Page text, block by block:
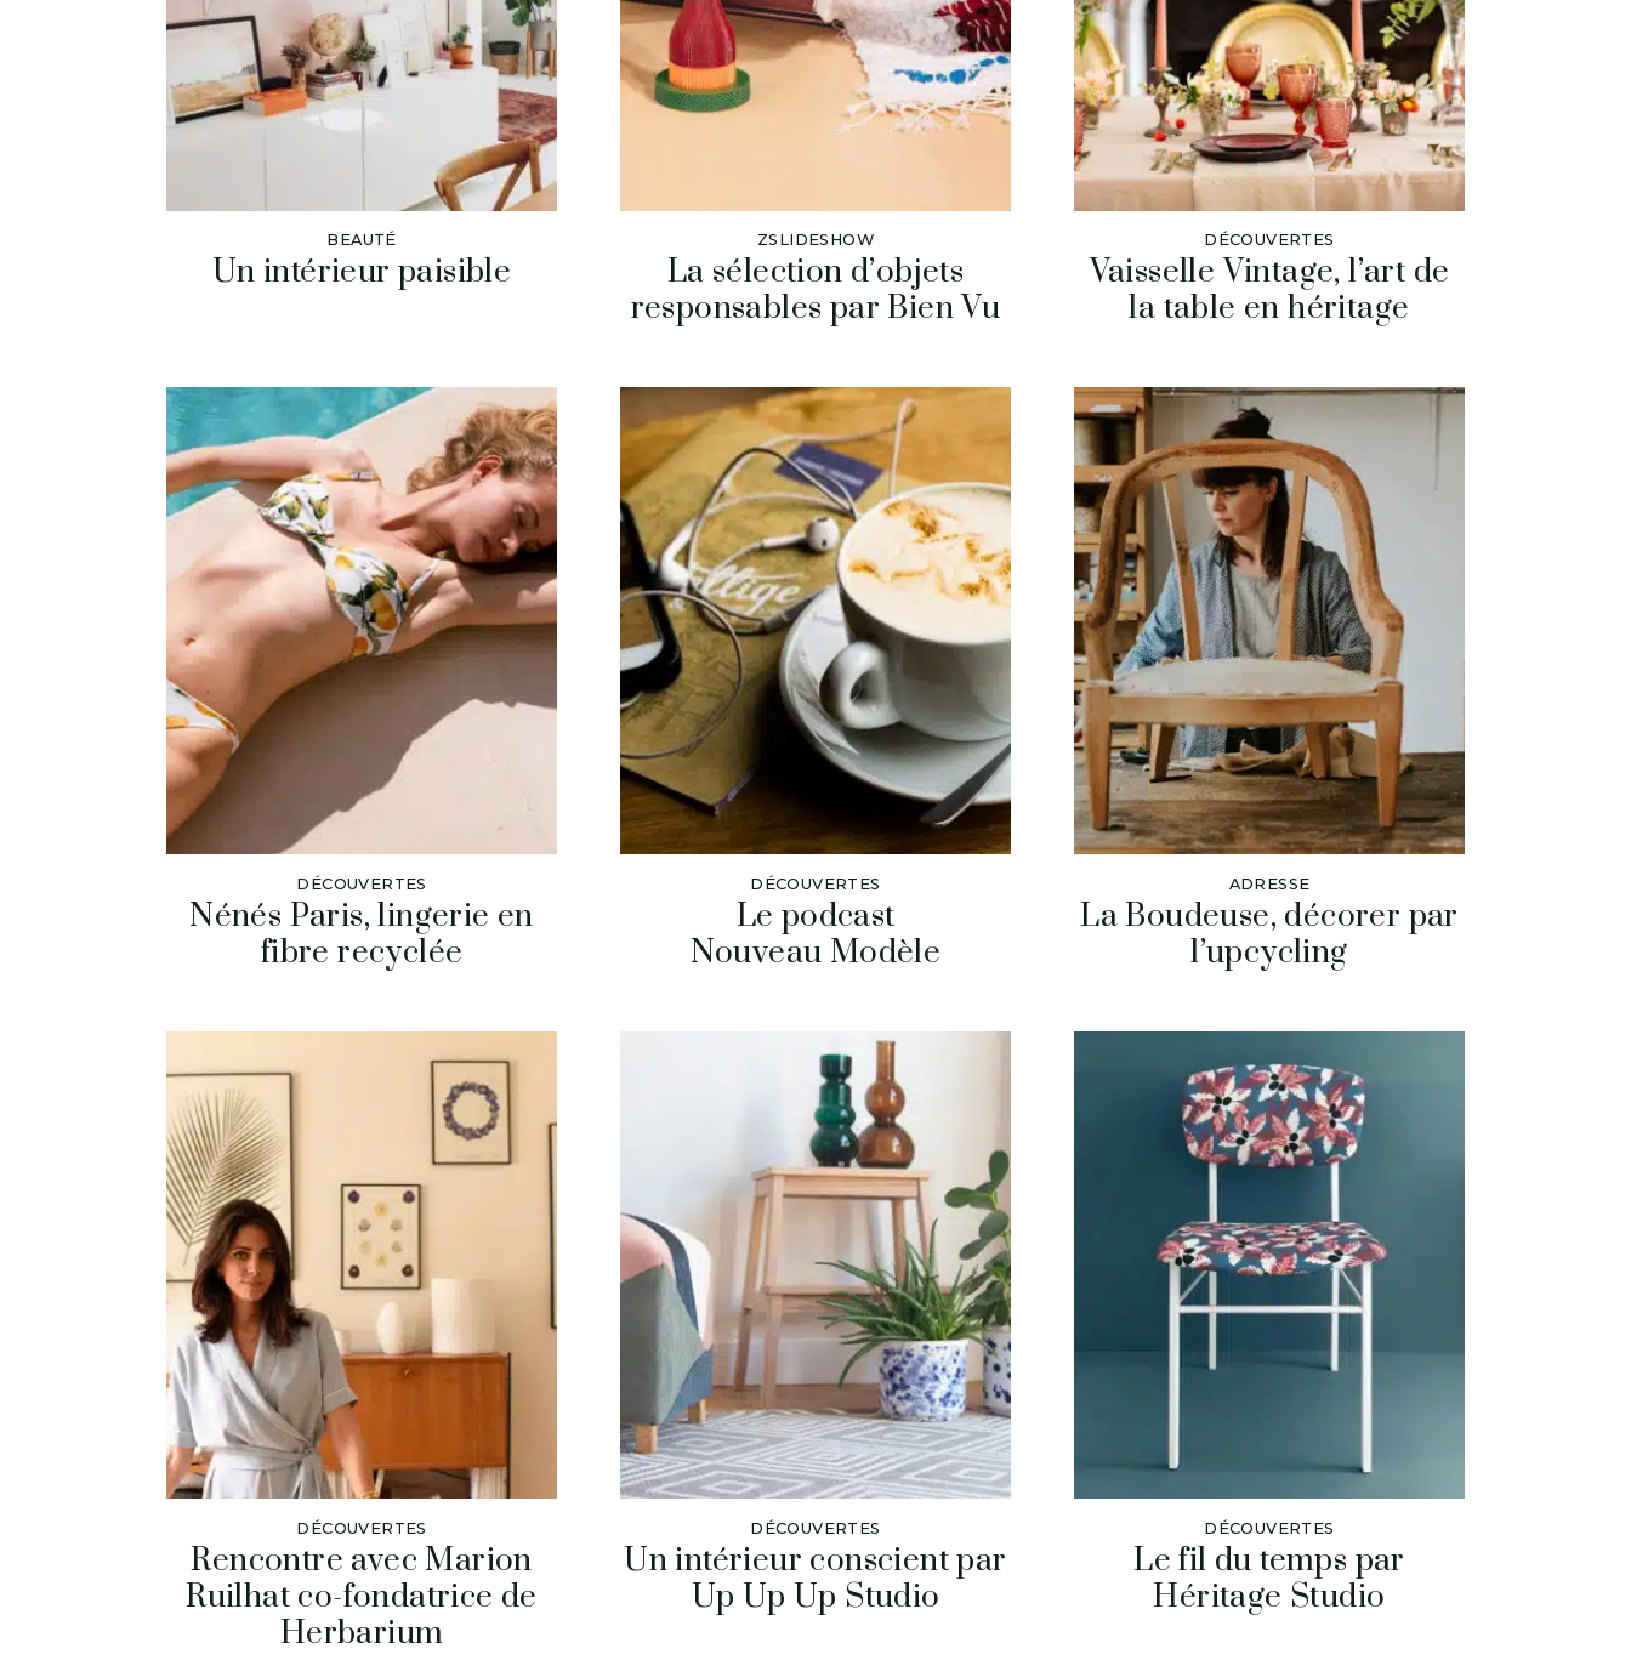
BEAUTÉ
Un intérieur paisible
ZSLIDESHOW
La sélection d’objets
responsables par Bien Vu
DÉCOUVERTES
Vaisselle Vintage, l’art de
la table en héritage
DÉCOUVERTES
Nénés Paris, lingerie en
fibre recyclée
DÉCOUVERTES
Le podcast
Nouveau Modèle
ADRESSE
La Boudeuse, décorer par
l’upcycling
DÉCOUVERTES
Rencontre avec Marion
Ruilhat co-fondatrice de
Herbarium
DÉCOUVERTES
Un intérieur conscient par
Up Up Up Studio
DÉCOUVERTES
Le fil du temps par
Héritage Studio